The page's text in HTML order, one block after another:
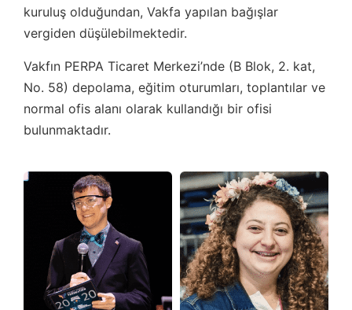
kuruluş olduğundan, Vakfa yapılan bağışlar
vergiden düşülebilmektedir.
Vakfın PERPA Ticaret Merkezi’nde (B Blok, 2. kat,
No. 58) depolama, eğitim oturumları, toplantılar ve
normal ofis alanı olarak kullandığı bir ofisi
bulunmaktadır.